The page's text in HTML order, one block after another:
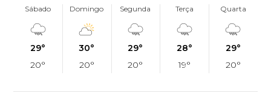
Sábado
29°
20°
Domingo
30°
20°
Segunda
29°
20°
Terça
28°
19°
Quarta
29°
20°